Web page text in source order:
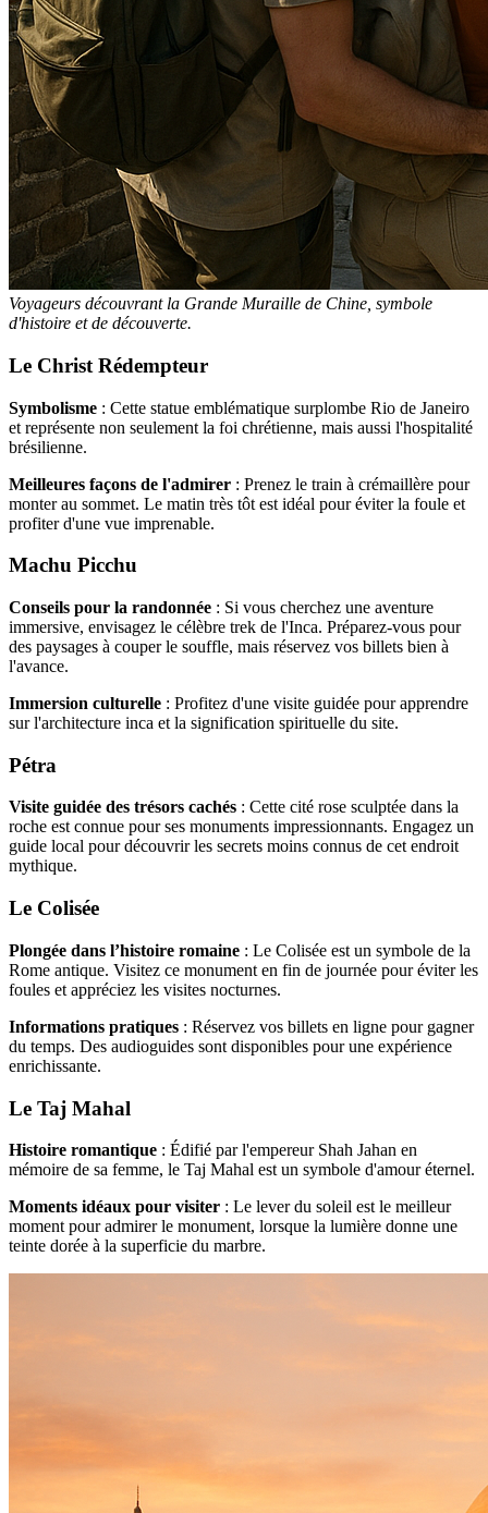
Voyageurs découvrant la Grande Muraille de Chine, symbole
d'histoire et de découverte.
Le Christ Rédempteur
Symbolisme : Cette statue emblématique surplombe Rio de Janeiro
et représente non seulement la foi chrétienne, mais aussi l'hospitalité
brésilienne.
Meilleures façons de l'admirer : Prenez le train à crémaillère pour
monter au sommet. Le matin très tôt est idéal pour éviter la foule et
profiter d'une vue imprenable.
Machu Picchu
Conseils pour la randonnée : Si vous cherchez une aventure
immersive, envisagez le célèbre trek de l'Inca. Préparez-vous pour
des paysages à couper le souffle, mais réservez vos billets bien à
l'avance.
Immersion culturelle : Profitez d'une visite guidée pour apprendre
sur l'architecture inca et la signification spirituelle du site.
Pétra
Visite guidée des trésors cachés : Cette cité rose sculptée dans la
roche est connue pour ses monuments impressionnants. Engagez un
guide local pour découvrir les secrets moins connus de cet endroit
mythique.
Le Colisée
Plongée dans l’histoire romaine : Le Colisée est un symbole de la
Rome antique. Visitez ce monument en fin de journée pour éviter les
foules et appréciez les visites nocturnes.
Informations pratiques : Réservez vos billets en ligne pour gagner
du temps. Des audioguides sont disponibles pour une expérience
enrichissante.
Le Taj Mahal
Histoire romantique : Édifié par l'empereur Shah Jahan en
mémoire de sa femme, le Taj Mahal est un symbole d'amour éternel.
Moments idéaux pour visiter : Le lever du soleil est le meilleur
moment pour admirer le monument, lorsque la lumière donne une
teinte dorée à la superficie du marbre.